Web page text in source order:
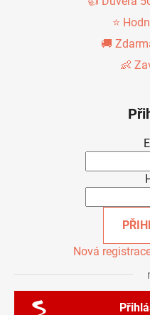
⭐
🚚
👶
Nová